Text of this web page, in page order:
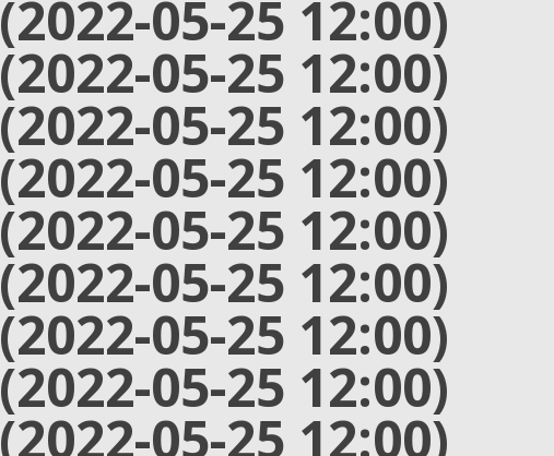
(2022-05-25 12:00)
(2022-05-25 12:00)
(2022-05-25 12:00)
(2022-05-25 12:00)
(2022-05-25 12:00)
(2022-05-25 12:00)
(2022-05-25 12:00)
(2022-05-25 12:00)
(2022-05-25 12:00)